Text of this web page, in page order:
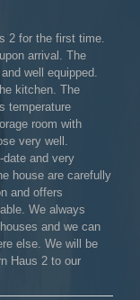
2 for the first time.
arrival. The
well equipped.
kitchen. The
temperature
room with
very well.
date and very
house are carefully
and offers
We always
and we can
else. We will be
Haus 2 to our